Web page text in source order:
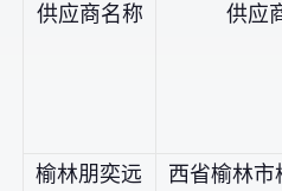
供应商名称
供应
榆林朋奕远
西省榆林市